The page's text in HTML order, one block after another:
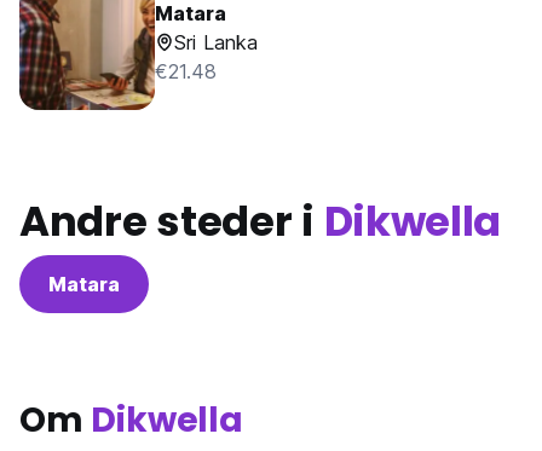
Matara
Sri Lanka
€21.48
Andre steder i Dikwella
Matara
Om Dikwella